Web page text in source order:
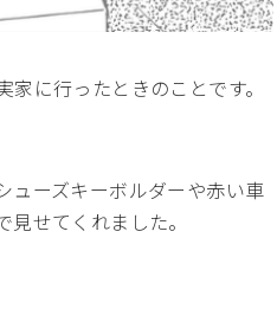
に行ったときのことです。
ューズキーボルダーや赤い車
せてくれました。